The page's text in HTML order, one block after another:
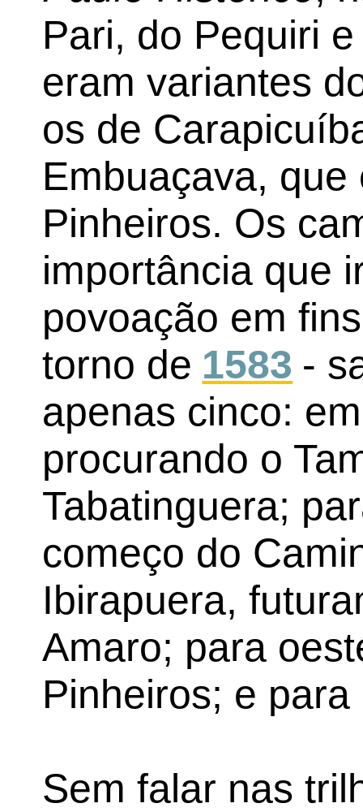
Pari, do Pequiri
eram variantes
os de
Embuaçava,
Pinheiros. Os
importância que
povoação em
torno de 1583 -
apenas cinco:
procurando o
Tabatinguera;
começo do
Ibirapuera,
Amaro; para
Pinheiros; e
Sem falar nas